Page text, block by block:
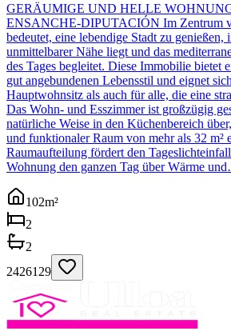
GERÄUMIGE UND HELLE
ENSANCHE-DIPUTACIÓN Im Zentrum
bedeutet, eine lebendige Stadt zu genießen,
unmittelbarer Nähe liegt und das
des Tages begleitet. Diese Immobilie bietet
gut angebundenen Lebensstil und eignet
Hauptwohnsitz als auch für alle, die eine
Das Wohn- und Esszimmer ist großzügig
natürliche Weise in den Küchenbereich
und funktionaler Raum von mehr als 32 m²
Raumaufteilung fördert den
Wohnung den ganzen Tag über Wärme
102m²
2
2
2426129